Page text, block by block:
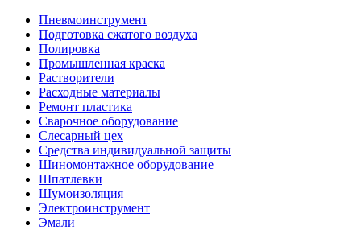
Пневмоинструмент
Подготовка сжатого воздуха
Полировка
Промышленная краска
Растворители
Расходные материалы
Ремонт пластика
Сварочное оборудование
Слесарный цех
Средства индивидуальной защиты
Шиномонтажное оборудование
Шпатлевки
Шумоизоляция
Электроинструмент
Эмали